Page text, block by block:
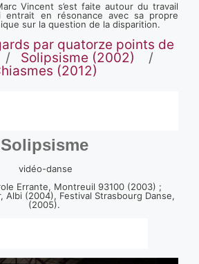
Vincent s’est faite autour du travail
entrait en résonance avec sa propre
sur la question de la disparition.
par quatorze points de
/ Solipsisme (2002) /
(2012)
Solipsisme
vidéo-danse
Errante, Montreuil 93100 (2003) ;
Albi (2004), Festival Strasbourg Danse,
(2005).